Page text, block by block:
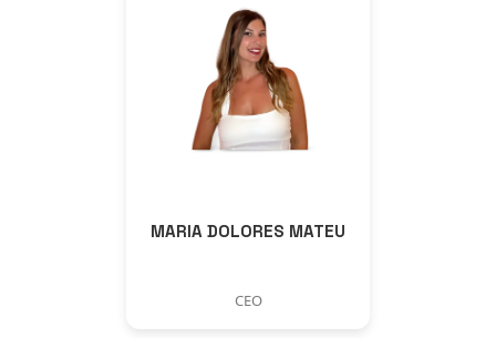
MARIA DOLORES MATEU
CEO